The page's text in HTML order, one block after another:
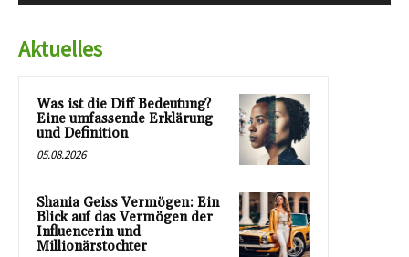
Aktuelles
Was ist die Diff Bedeutung?
Eine umfassende Erklärung
und Definition
05.08.2026
Shania Geiss Vermögen: Ein
Blick auf das Vermögen der
Influencerin und
Millionärstochter